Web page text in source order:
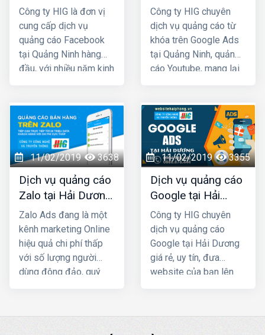
là chắc chắn sẽ được
tiếp cận với những
khách hàng có nhu cầu
mua bán thật, đúng với
nhu cầu sử dụng sản
Quảng Ninh giá rẻ,
uy tín nhất
Công ty HIG là đơn vị
cung cấp dịch vụ
quảng cáo Facebook
tại Quảng Ninh hàng
đầu, với nhiều năm kinh
khách hàng lớn nhỏ ở
Quảng Ninh và toàn
quốc Việt Nam, chúng
tôi chắc chắn sẽ giúp
quý khách phát triển
kinh doanh nhanh
chóng.
Ninh giá rẻ
Công ty HIG chuyên
dịch vụ quảng cáo từ
khóa trên Google Ads
tại Quảng Ninh, quảng
cáo Youtube, mang lại
rất thấp. Ngoài việc
giúp cho khách hàng
chủ động tìm đến bạn
còn có tác dụng trong
việc lan tỏa, tăng nhận
diện thương hiệu của
bạn trên Internet
11/02/2019 3638
Dịch vụ quảng cáo
Zalo tại Hải Dương
giá rẻ, uy tín nhất
Zalo Ads đang là một
kênh marketing Online
hiệu quả chi phí thấp
với số lượng người
dùng đông đảo, quý
Marketing để phát
11/02/2019 3355
Dịch vụ quảng cáo
Google tại Hải
Dương giá rẻ
Công ty HIG chuyên
dịch vụ quảng cáo
Google tại Hải Dương
giá rẻ, uy tín, đưa
website của bạn lên
nhanh chóng với chi phí